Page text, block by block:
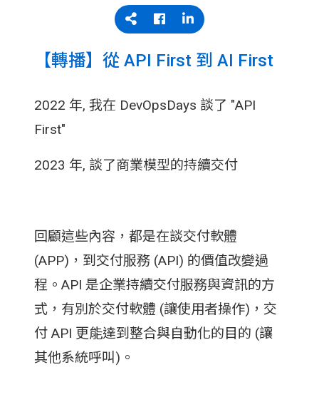
【轉播】從 API First 到 AI First
2022 年, 我在 DevOpsDays 談了 "API
First"
2023 年, 談了商業模型的持續交付
回顧這些內容，都是在談交付軟體
(APP)，到交付服務 (API) 的價值改變過
程。API 是企業持續交付服務與資訊的方
式，有別於交付軟體 (讓使用者操作)，交
付 API 更能達到整合與自動化的目的 (讓
其他系統呼叫)。